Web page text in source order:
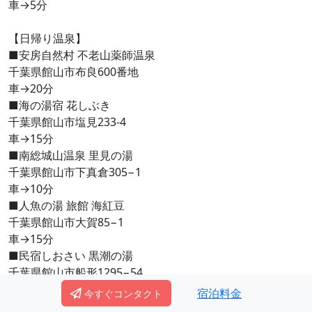
車→5分
【日帰り温泉】
■安房自然村 不老山薬師温泉
千葉県館山市布良600番地
車→20分
■海の湯宿 花しぶき
千葉県館山市塩見233-4
車→15分
■南総城山温泉 里見の湯
千葉県館山市下真倉305−1
車→10分
■人魚の湯 旅館 海紅豆
千葉県館山市大賀85−1
車→15分
■民宿しおさい 黒潮の湯
千葉県館山市船形1295−54
今すぐコンタクト 宿泊料金